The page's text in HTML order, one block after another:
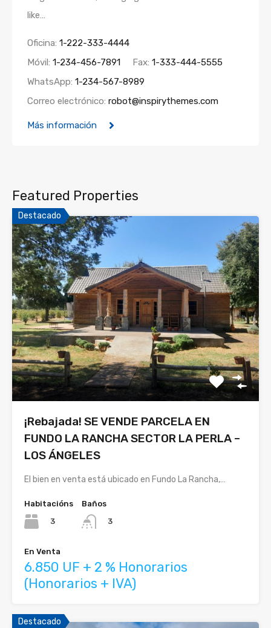
like…
Oficina: 1-222-333-4444
Móvil: 1-234-456-7891 Fax: 1-333-444-5555
WhatsApp: 1-234-567-8989
Correo electrónico: robot@inspirythemes.com
Más información
Featured Properties
Destacado
¡Rebajada! SE VENDE PARCELA EN
FUNDO LA RANCHA SECTOR LA PERLA –
LOS ÁNGELES
El bien en venta está ubicado en Fundo La Rancha,…
Habitacións
3
Baños
3
En Venta
6.850 UF + 2 % Honorarios
(Honorarios + IVA)
Destacado